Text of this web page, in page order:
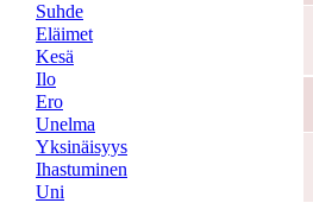
Suhde
Eläimet
Kesä
Ilo
Ero
Unelma
Yksinäisyys
Ihastuminen
Uni